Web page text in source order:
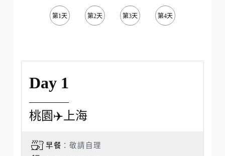
第1天 第2天 第3天 第4天
Day 1
桃園✈️上海
早餐 ：敬請自理